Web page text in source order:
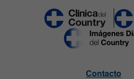
Contacto